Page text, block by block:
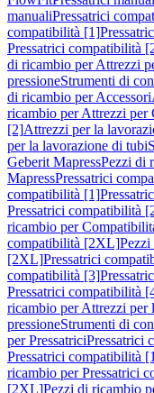
manualiPressatrici
compatibilità [1]
Pressatrici compatibilità
di ricambio per Attrezzi
pressioneStrumenti di
di ricambio per Accessori
ricambio per Attrezzi per
[2]Attrezzi per la
per la lavorazione di tubi
Geberit MapressPezzi di
MapressPressatrici
compatibilità [1]
Pressatrici compatibilità
ricambio per
compatibilità [2XL]
[2XL]Pressatrici
compatibilità [3]
Pressatrici compatibilità
ricambio per Attrezzi per
pressioneStrumenti di
per PressatriciPressatrici
Pressatrici compatibilità
ricambio per Pressatrici
[2XL]Pezzi di ricambio